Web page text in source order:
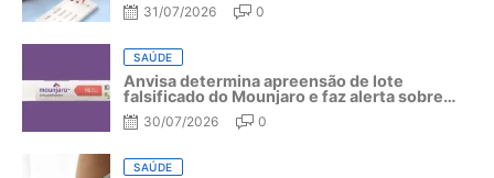
31/07/2026 0
SAÚDE
Anvisa determina apreensão de lote
falsificado do Mounjaro e faz alerta sobre
riscos do medicamento
30/07/2026 0
SAÚDE